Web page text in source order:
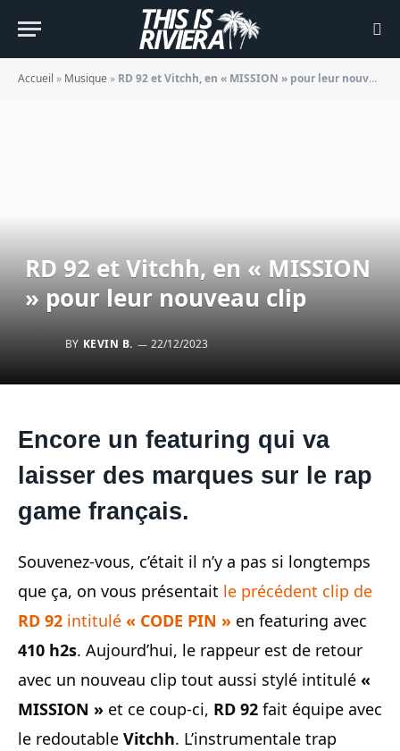
Accueil » Musique » RD 92 et Vitchh, en « MISSION » pour leur nouveau clip
RD 92 et Vitchh, en « MISSION
» pour leur nouveau clip
BY KEVIN B. 22/12/2023
Encore un featuring qui va
laisser des marques sur le rap
game français.
Souvenez-vous, c’était il n’y a pas si longtemps
que ça, on vous présentait le précédent clip de
RD 92 intitulé « CODE PIN » en featuring avec
410 h2s. Aujourd’hui, le rappeur est de retour
avec un nouveau clip tout aussi stylé intitulé «
MISSION » et ce coup-ci, RD 92 fait équipe avec
le redoutable Vitchh. L’instrumentale trap